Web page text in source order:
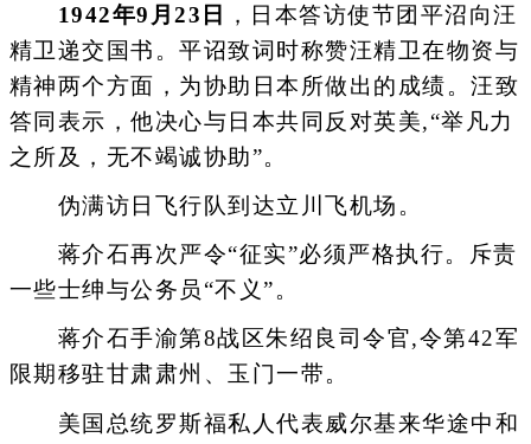
1942年9月23日
，日本答访使节团平沼向汪
精卫递交国书。平诏致词时称赞汪精卫在物资与
精神两个方面，为协助日本所做出的成绩。汪致
答同表示，他决心与日本共同反对英美,“举凡力
之所及，无不竭诚协助”。
伪满访日飞行队到达立川飞机场。
蒋介石再次严令“征实”必须严格执行。斥责
一些士绅与公务员“不义”。
蒋介石手渝第8战区朱绍良司令官,令第42军
限期移驻甘肃肃州、玉门一带。
美国总统罗斯福私人代表威尔基来华途中和